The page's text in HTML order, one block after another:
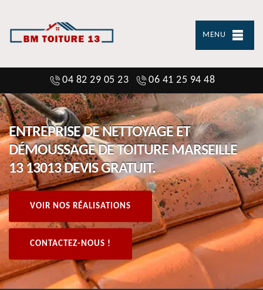
MENU
04 82 29 05 23 06 41 25 94 48
ENTREPRISE DE NETTOYAGE ET
DÉMOUSSAGE DE TOITURE MARSEILLE
13 13013 DEVIS GRATUIT.
VOIR NOS RÉALISATIONS
CONTACTEZ-NOUS !